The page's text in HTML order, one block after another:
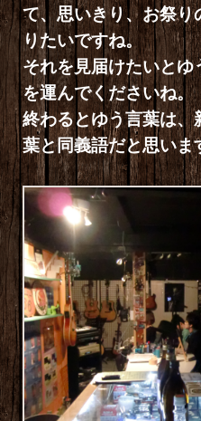
て、思いきり、お祭
りたいですね。
それを見届けたいと
を運んでくださいね。
終わるとゆう言葉は
葉と同義語だと思い